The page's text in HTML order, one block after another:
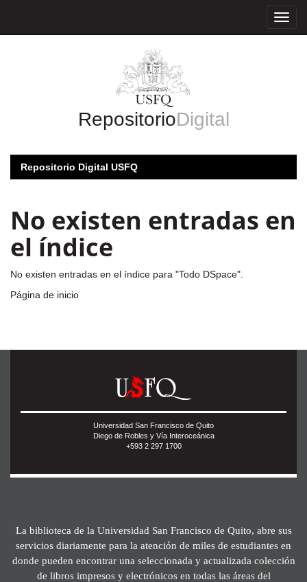
RepositorioDigital
Repositorio Digital USFQ
No existen entradas en
el índice
No existen entradas en el índice para "Todo DSpace".
Página de inicio
Universidad San Francisco de Quito
Diego de Robles y Vía Interoceánica
+593 2 297 1700
La biblioteca de la Universidad San Francisco de Quito, abre sus
servicios diariamente para la atención de miles de estudiantes en
donde pueden encontrar una seleccionada y actualizada colección
de libros impresos y electrónicos en todas las áreas del